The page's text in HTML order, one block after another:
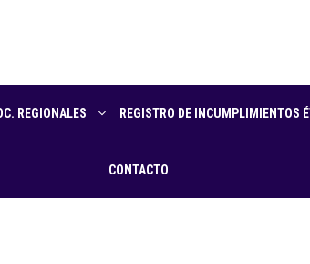
REGIONALES REGISTRO DE INCUMPLIMIENTOS
CONTACTO